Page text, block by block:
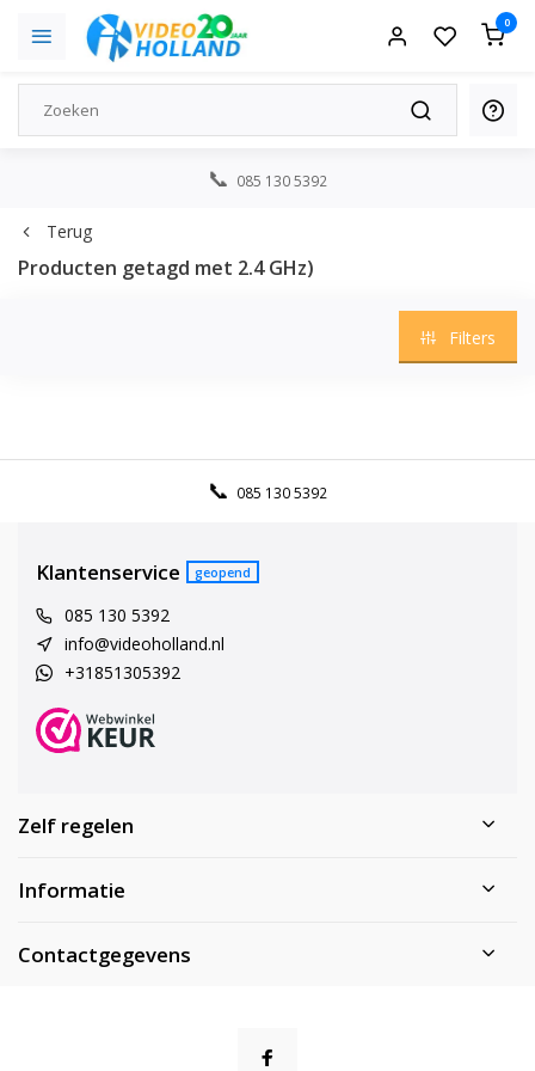
0
085 130 5392
Terug
Producten getagd met 2.4 GHz)
Filters
085 130 5392
Klantenservice geopend
085 130 5392
info@videoholland.nl
+31851305392
Zelf regelen
Informatie
Contactgegevens